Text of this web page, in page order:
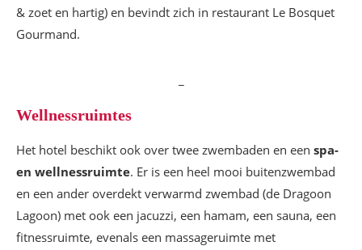
& zoet en hartig) en bevindt zich in restaurant Le Bosquet
Gourmand.
Wellnessruimtes
Het hotel beschikt ook over twee zwembaden en een spa-
en wellnessruimte. Er is een heel mooi buitenzwembad
en een ander overdekt verwarmd zwembad (de Dragoon
Lagoon) met ook een jacuzzi, een hamam, een sauna, een
fitnessruimte, evenals een massageruimte met